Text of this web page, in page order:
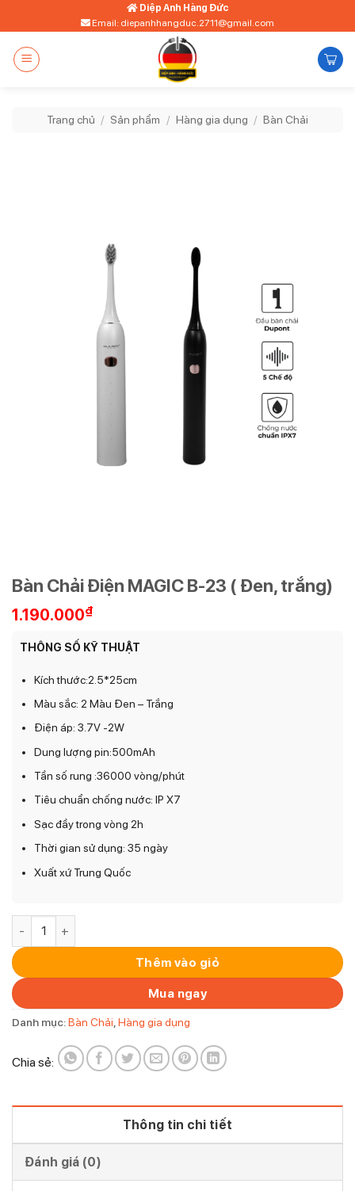
qua
dung
Diệp Anh Hàng Đức
Email: diepanhhangduc.2711@gmail.com
Trang chủ / Sản phẩm / Hàng gia dụng / Bàn Chải
Bàn Chải Điện MAGIC B-23 ( Đen, trắng)
1.190.000₫
THÔNG SỐ KỸ THUẬT
Kích thước:2.5*25cm
Màu sắc: 2 Màu Đen – Trắng
Điện áp: 3.7V -2W
Dung lượng pin:500mAh
Tần số rung :36000 vòng/phút
Tiêu chuẩn chống nước: IP X7
Sạc đầy trong vòng 2h
Thời gian sử dụng: 35 ngày
Xuất xứ Trung Quốc
Bàn Chải Điện MAGIC B-23 ( Đen, trắng) số lượng
Thêm vào giỏ
Mua ngay
Danh mục:Bàn Chải Hàng gia dụng
Chia sẻ:
Thông tin chi tiết
Đánh giá (0)